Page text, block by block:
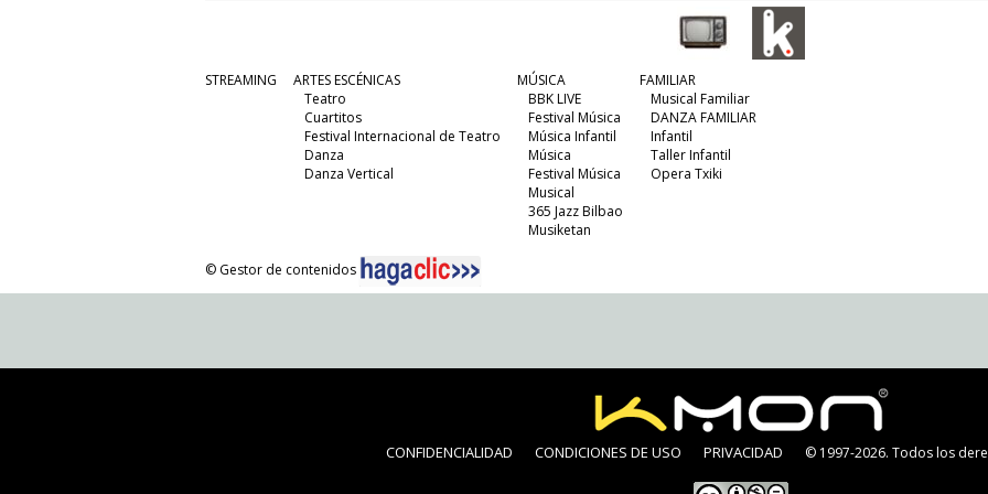
STREAMING
ARTES ESCÉNICAS
Teatro
Cuartitos
Festival Internacional de Teatro
Danza
Danza Vertical
MÚSICA
BBK LIVE
Festival Música
Música Infantil
Música
Festival Música
Musical
365 Jazz Bilbao
Musiketan
FAMILIAR
Musical Familiar
DANZA FAMILIAR
Infantil
Taller Infantil
Opera Txiki
© Gestor de contenidos
CONFIDENCIALIDAD CONDICIONES DE USO PRIVACIDAD © 1997-2026. Todos los